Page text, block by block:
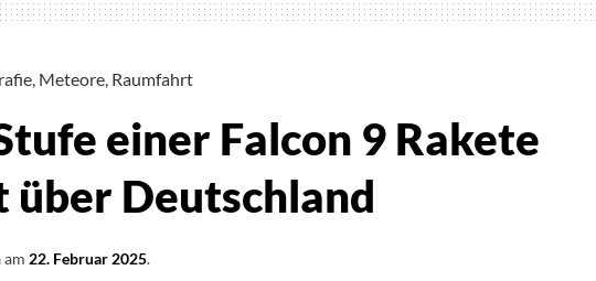
Meteore Raumfahrt
einer Falcon 9 Rakete
über Deutschland
am 22. Februar 2025.